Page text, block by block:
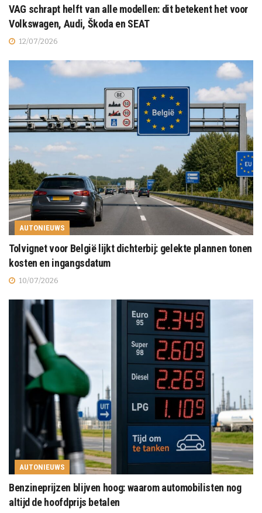
VAG schrapt helft van alle modellen: dit betekent het voor
Volkswagen, Audi, Škoda en SEAT
12/07/2026
AUTONIEUWS
Tolvignet voor België lijkt dichterbij: gelekte plannen tonen
kosten en ingangsdatum
10/07/2026
AUTONIEUWS
Benzineprijzen blijven hoog: waarom automobilisten nog
altijd de hoofdprijs betalen